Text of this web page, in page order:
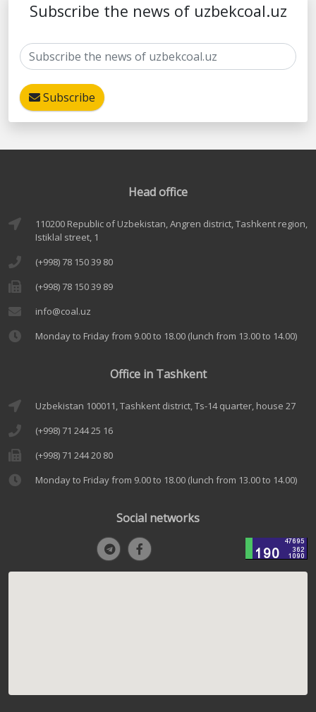
Subscribe the news of uzbekcoal.uz
Subscribe
Head office
110200 Republic of Uzbekistan, Angren district, Tashkent region,
Istiklal street, 1
(+998) 78 150 39 80
(+998) 78 150 39 89
info@coal.uz
Monday to Friday from 9.00 to 18.00 (lunch from 13.00 to 14.00)
Office in Tashkent
Uzbekistan 100011, Tashkent district, Ts-14 quarter, house 27
(+998) 71 244 25 16
(+998) 71 244 20 80
Monday to Friday from 9.00 to 18.00 (lunch from 13.00 to 14.00)
Social networks